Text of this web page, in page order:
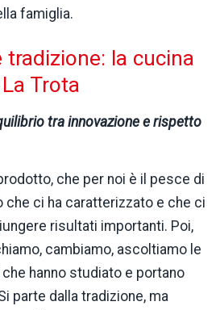
famiglia.
tradizione: la cucina
Trota
tra innovazione e rispetto
che per noi è il pesce di
che ci ha caratterizzato e che ci
risultati importanti. Poi,
cambiamo, ascoltiamo le
hanno studiato e portano
parte dalla tradizione, ma